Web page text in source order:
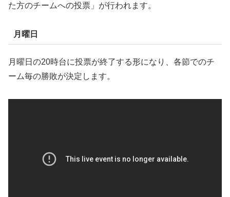
た方のチームへの投票」が行われます。
月曜日
月曜日の20時台に投票が終了する形になり、各節でのチ
ーム毎の勝敗が決定します。